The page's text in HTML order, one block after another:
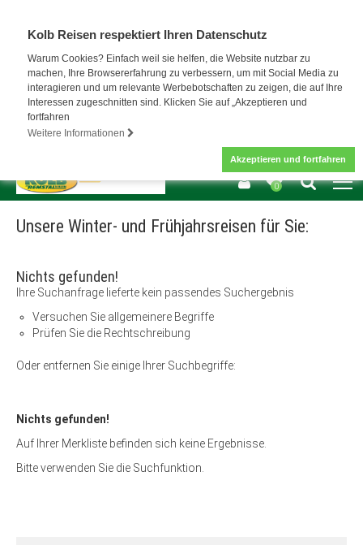
Kolb Reisen respektiert Ihren Datenschutz
Warum Cookies? Einfach weil sie helfen, die Website nutzbar zu
machen, Ihre Browsererfahrung zu verbessern, um mit Social Media zu
interagieren und um relevante Werbebotschaften zu zeigen, die auf Ihre
Interessen zugeschnitten sind. Klicken Sie auf „Akzeptieren und
fortfahren
Weitere Informationen
Akzeptieren und fortfahren
0
Unsere Winter- und Frühjahrsreisen für Sie:
Nichts gefunden!
Ihre Suchanfrage lieferte kein passendes Suchergebnis
Versuchen Sie allgemeinere Begriffe
Prüfen Sie die Rechtschreibung
Oder entfernen Sie einige Ihrer Suchbegriffe:
Nichts gefunden!
Auf Ihrer Merkliste befinden sich keine Ergebnisse.
Bitte verwenden Sie die Suchfunktion.